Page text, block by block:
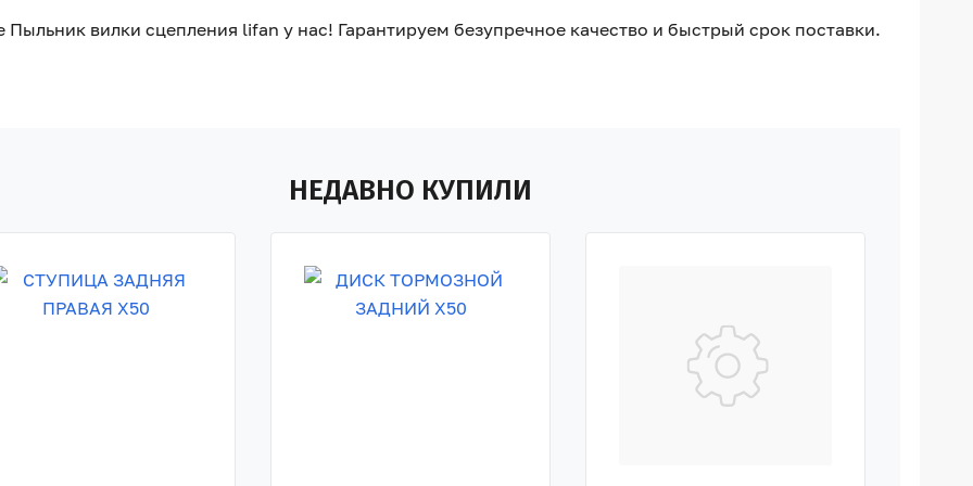
Пыльник вилки сцепления lifan у нас! Гарантируем безупречное качество и быстрый срок поставки.
НЕДАВНО КУПИЛИ